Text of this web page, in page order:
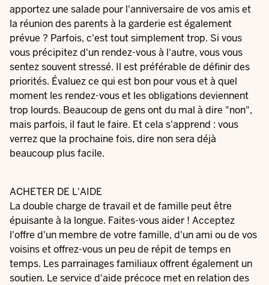
apportez une salade pour l'anniversaire de vos amis et
la réunion des parents à la garderie est également
prévue ? Parfois, c'est tout simplement trop. Si vous
vous précipitez d'un rendez-vous à l'autre, vous vous
sentez souvent stressé. Il est préférable de définir des
priorités. Évaluez ce qui est bon pour vous et à quel
moment les rendez-vous et les obligations deviennent
trop lourds. Beaucoup de gens ont du mal à dire "non",
mais parfois, il faut le faire. Et cela s'apprend : vous
verrez que la prochaine fois, dire non sera déjà
beaucoup plus facile.
ACHETER DE L'AIDE
La double charge de travail et de famille peut être
épuisante à la longue. Faites-vous aider ! Acceptez
l'offre d'un membre de votre famille, d'un ami ou de vos
voisins et offrez-vous un peu de répit de temps en
temps. Les parrainages familiaux offrent également un
soutien. Le service d'aide précoce met en relation des